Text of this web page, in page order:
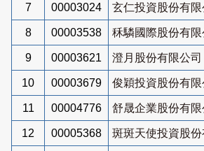
7 00003024 玄仁投資股份有限
8 00003538 秝驎國際股份有限
9 00003621 澄月股份有限公司
10 00003679 俊穎投資股份有限
11 00004776 舒晟企業股份有限
12 00005368 斑斑天使投資股份